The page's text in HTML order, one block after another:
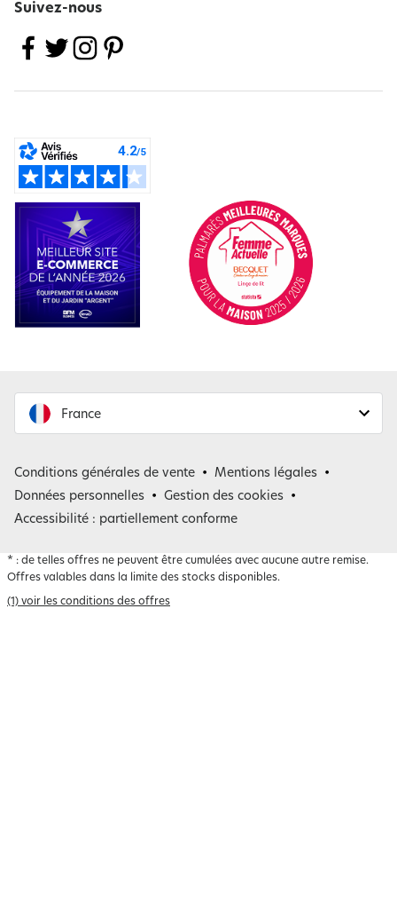
Suivez-nous
France
Belgique
Conditions générales de vente
Mentions légales
Données personnelles
Gestion des cookies
Accessibilité : partiellement conforme
* : de telles offres ne peuvent être cumulées avec aucune autre remise.
Offres valables dans la limite des stocks disponibles.
(1) voir les conditions des offres